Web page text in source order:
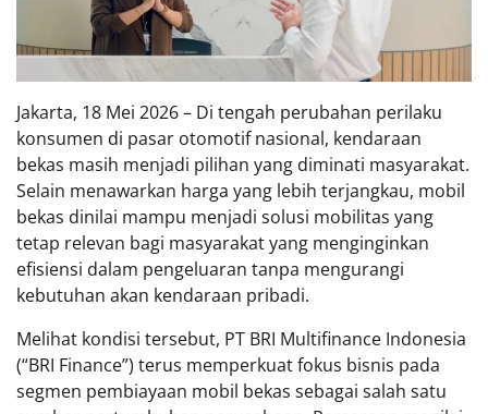
Jakarta, 18 Mei 2026 – Di tengah perubahan perilaku
konsumen di pasar otomotif nasional, kendaraan
bekas masih menjadi pilihan yang diminati masyarakat.
Selain menawarkan harga yang lebih terjangkau, mobil
bekas dinilai mampu menjadi solusi mobilitas yang
tetap relevan bagi masyarakat yang menginginkan
efisiensi dalam pengeluaran tanpa mengurangi
kebutuhan akan kendaraan pribadi.
Melihat kondisi tersebut, PT BRI Multifinance Indonesia
(“BRI Finance”) terus memperkuat fokus bisnis pada
segmen pembiayaan mobil bekas sebagai salah satu